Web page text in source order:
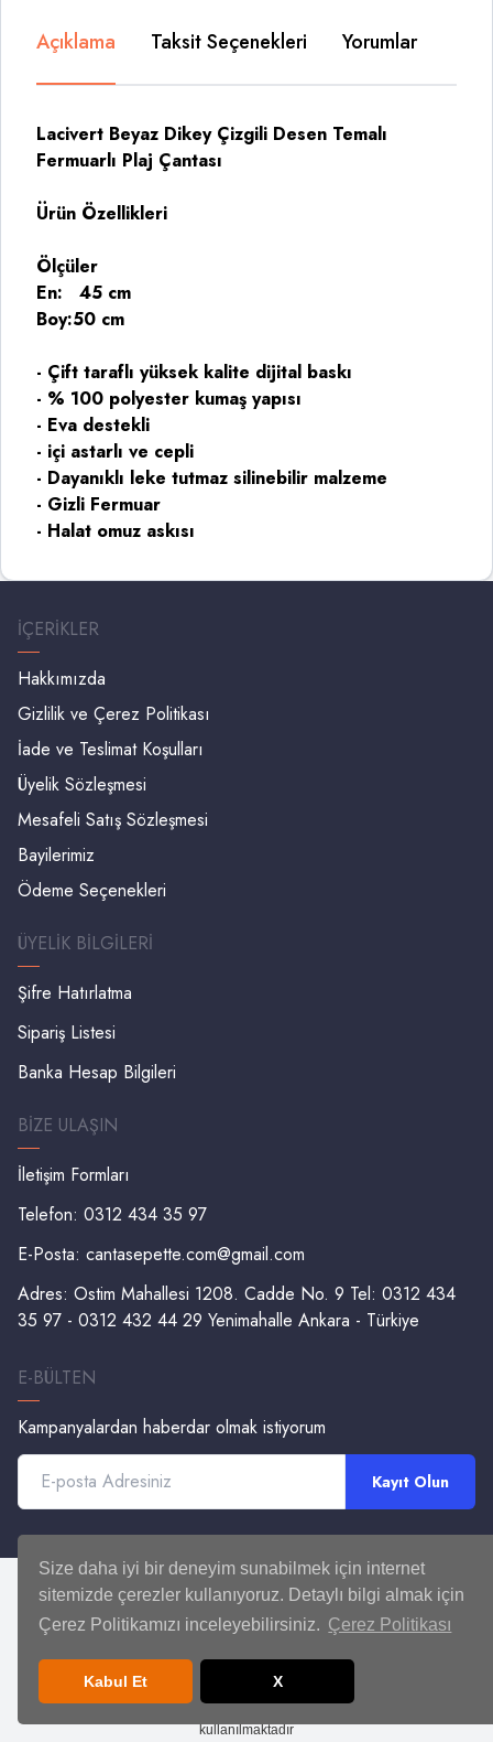
Size daha iyi bir deneyim sunabilmek için internet
sitemizde çerezler kullanıyoruz. Detaylı bilgi almak için
Çerez Politikamızı inceleyebilirsiniz. Çerez Politikası
Kabul Et X
Açıklama Taksit Seçenekleri Yorumlar
Lacivert Beyaz Dikey Çizgili Desen Temalı
Fermuarlı Plaj Çantası
Ürün Özellikleri
Ölçüler
En: 45 cm
Boy:50 cm
- Çift taraflı yüksek kalite dijital baskı
- % 100 polyester kumaş yapısı
- ⁠Eva destekli
- ⁠içi astarlı ve cepli
- Dayanıklı leke tutmaz silinebilir malzeme
- Gizli Fermuar
- Halat omuz askısı
İÇERIKLER
Hakkımızda
Gizlilik ve Çerez Politikası
İade ve Teslimat Koşulları
Üyelik Sözleşmesi
Mesafeli Satış Sözleşmesi
Bayilerimiz
Ödeme Seçenekleri
ÜYELIK BILGILERI
Şifre Hatırlatma
Sipariş Listesi
Banka Hesap Bilgileri
BIZE ULAŞIN
İletişim Formları
Telefon: 0312 434 35 97
E-Posta: cantasepette.com@gmail.com
Adres: Ostim Mahallesi 1208. Cadde No. 9 Tel: 0312 434
35 97 - 0312 432 44 29 Yenimahalle Ankara - Türkiye
E-BÜLTEN
Kampanyalardan haberdar olmak istiyorum
Kayıt Olun
©2024, Savaş Kitap Basım Yayım Dağ. TİC. LTD. ŞTİ.
kullanılmaktadır